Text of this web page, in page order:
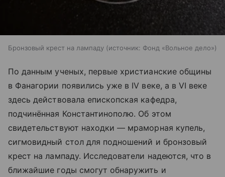
Бронзовый крест на лампаду источник: Фонд «Вольное дело»
По данным ученых, первые христианские общины
в Фанагории появились уже в IV веке, а в VI веке
здесь действовала епископская кафедра,
подчинённая Константинополю. Об этом
свидетельствуют находки — мраморная купель,
сигмовидный стол для подношений и бронзовый
крест на лампаду. Исследователи надеются, что в
ближайшие годы смогут обнаружить и